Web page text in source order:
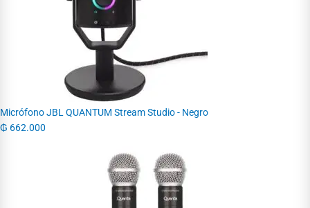
Micrófono JBL QUANTUM Stream Studio - Negro
₲ 662.000